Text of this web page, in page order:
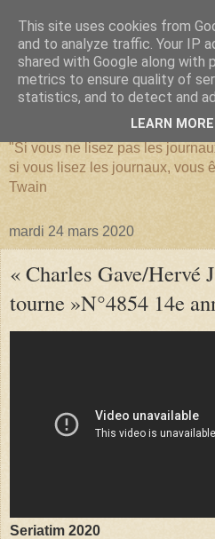
SERIATIM
"Si vous ne lisez pas les
si vous lisez les journaux, vous
Twain
mardi 24 mars 2020
« Charles Gave/Hervé
tourne »N°4854 14e
Seriatim 2020
This site uses cookies from
and to analyze traffic. Your IP
shared with Google along with
metrics to ensure quality of
statistics, and to detect and
LEARN MORE